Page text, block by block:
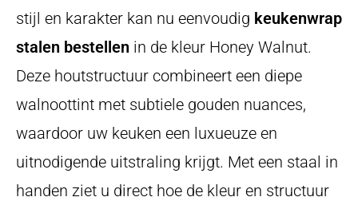
stijl en karakter kan nu eenvoudig keukenwrap
stalen bestellen in de kleur Honey Walnut.
Deze houtstructuur combineert een diepe
walnoottint met subtiele gouden nuances,
waardoor uw keuken een luxueuze en
uitnodigende uitstraling krijgt. Met een staal in
handen ziet u direct hoe de kleur en structuur